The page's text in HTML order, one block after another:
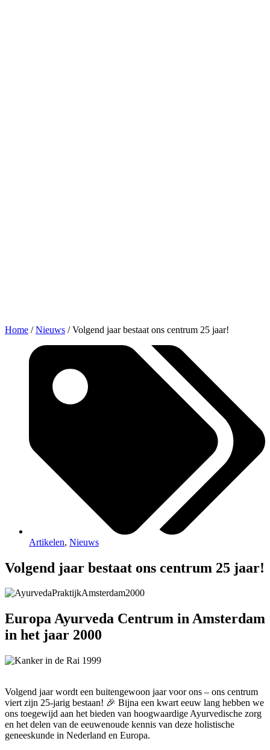
Home /Nieuws /Volgend jaar bestaat ons centrum 25 jaar!
Artikelen, Nieuws
Volgend jaar bestaat ons centrum 25 jaar!
Europa Ayurveda Centrum in Amsterdam
in het jaar 2000
Volgend jaar wordt een buitengewoon jaar voor ons – ons centrum
viert zijn 25-jarig bestaan! 🎉 Bijna een kwart eeuw lang hebben we
ons toegewijd aan het bieden van hoogwaardige Ayurvedische zorg
en het delen van de eeuwenoude kennis van deze holistische
geneeskunde in Nederland en Europa.